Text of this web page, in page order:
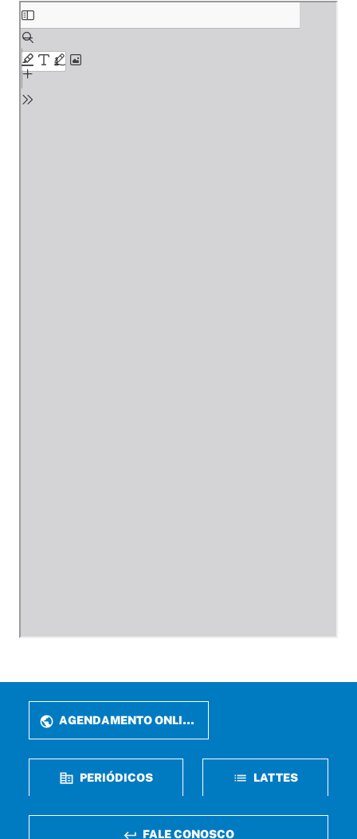
Skip
to
PDF
content
AGENDAMENTO ONLINE
PERIÓDICOS LATTES
FALE CONOSCO